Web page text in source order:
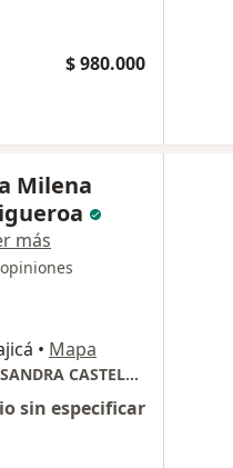
$ 980.000
Milena
más
• Mapa
CONSULTA ODONTOLÓGICA DRA. SANDRA CASTELLAR
sin especificar